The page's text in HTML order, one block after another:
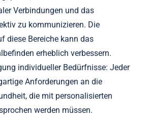
Verbindungen und das
zu kommunizieren. Die
diese Bereiche kann das
erheblich verbessern.
individueller Bedürfnisse: Jeder
Anforderungen an die
die mit personalisierten
werden müssen.